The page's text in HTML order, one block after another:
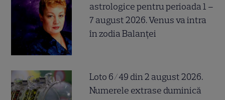
astrologice pentru perioada 1 –
7 august 2026. Venus va intra
în zodia Balanței
Loto 6/49 din 2 august 2026.
Numerele extrase duminică